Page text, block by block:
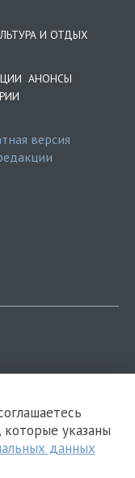
И ОТДЫХ
АНОНСЫ
версия
указаны
данных